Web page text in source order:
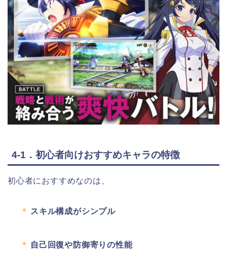
4-1．初心者向けおすすめキャラの特徴
初心者におすすめなのは、
スキル構成がシンプル
自己回復や防御寄りの性能